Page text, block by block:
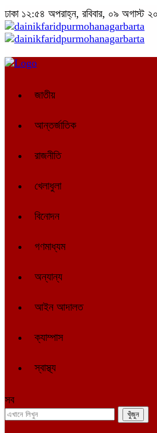
ঢাকা ১২:৫৪ অপরাহ্ন, রবিবার, ০৯ অগাস্ট
জাতীয়
আন্তর্জাতিক
রাজনীতি
খেলাধুলা
বিনোদন
গণমাধ্যম
অন্যান্য
আইন আদালত
ক্যাম্পাস
স্বাস্থ্য
সব